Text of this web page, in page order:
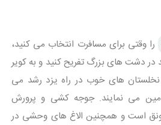
را وقتی برای مسافرت انتخاب می کنید،
دشت های بزرگ تفریح کنید و به کویر
نخلستان های خوب در راه یزد رشد می
می نمایند. جوجه کشی و پرورش
رونق است و همچنین الاغ های وحشی در